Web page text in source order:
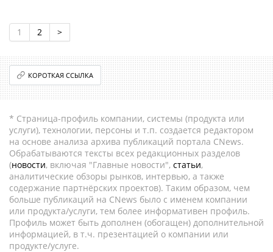
1 2 >
КОРОТКАЯ ССЫЛКА
* Страница-профиль компании, системы (продукта или
услуги), технологии, персоны и т.п. создается редактором
на основе анализа архива публикаций портала CNews.
Обрабатываются тексты всех редакционных разделов
(новости, включая "Главные новости", статьи,
аналитические обзоры рынков, интервью, а также
содержание партнёрских проектов). Таким образом, чем
больше публикаций на CNews было с именем компании
или продукта/услуги, тем более информативен профиль.
Профиль может быть дополнен (обогащен) дополнительной
информацией, в т.ч. презентацией о компании или
продукте/услуге.